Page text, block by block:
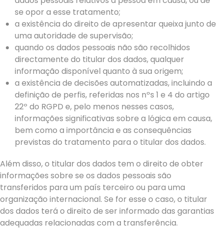
se opor a esse tratamento;
a existência do direito de apresentar queixa junto de
uma autoridade de supervisão;
quando os dados pessoais não são recolhidos
directamente do titular dos dados, qualquer
informação disponível quanto à sua origem;
a existência de decisões automatizadas, incluindo a
definição de perfis, referidas nos nºs 1 e 4 do artigo
22º do RGPD e, pelo menos nesses casos,
informações significativas sobre a lógica em causa,
bem como a importância e as consequências
previstas do tratamento para o titular dos dados.
Além disso, o titular dos dados tem o direito de obter
informações sobre se os dados pessoais são
transferidos para um país terceiro ou para uma
organização internacional. Se for esse o caso, o titular
dos dados terá o direito de ser informado das garantias
adequadas relacionadas com a transferência.